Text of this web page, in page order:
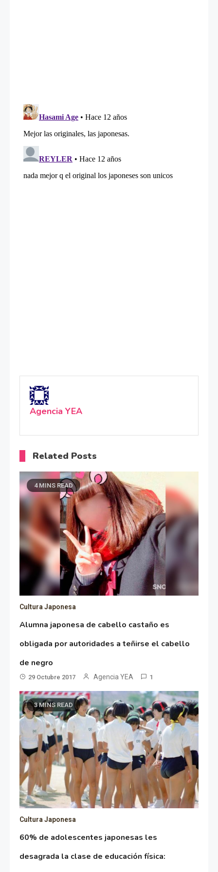
Agencia YEA
Related Posts
4 MINS READ
Cultura Japonesa
Alumna japonesa de cabello castaño es
obligada por autoridades a teñirse el cabello
de negro
29 Octubre 2017 Agencia YEA 1
3 MINS READ
Cultura Japonesa
60% de adolescentes japonesas les
desagrada la clase de educación física: